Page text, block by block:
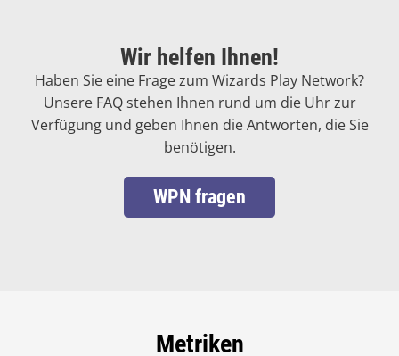
Wir helfen Ihnen!
Haben Sie eine Frage zum Wizards Play Network?
Unsere FAQ stehen Ihnen rund um die Uhr zur
Verfügung und geben Ihnen die Antworten, die Sie
benötigen.
WPN fragen
Metriken